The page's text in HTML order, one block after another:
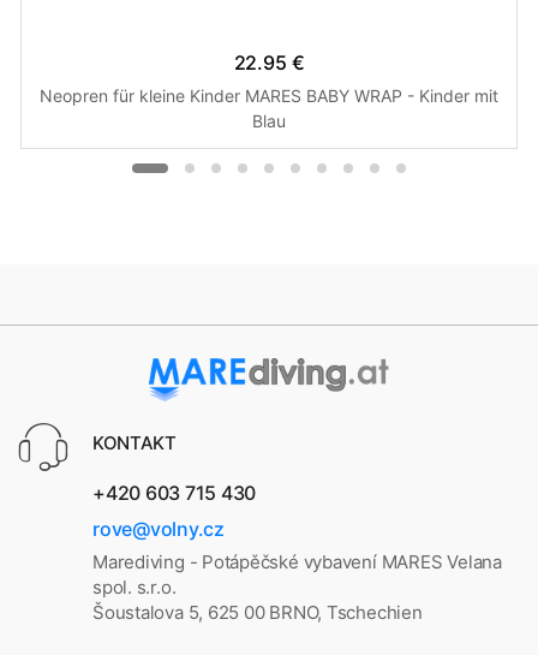
22.95 €
Neopren für kleine Kinder MARES BABY WRAP - Kinder mit
Blau
KONTAKT
+420 603 715 430
rove@volny.cz
Marediving - Potápěčské vybavení MARES Velana
spol. s.r.o.
Šoustalova 5, 625 00 BRNO, Tschechien